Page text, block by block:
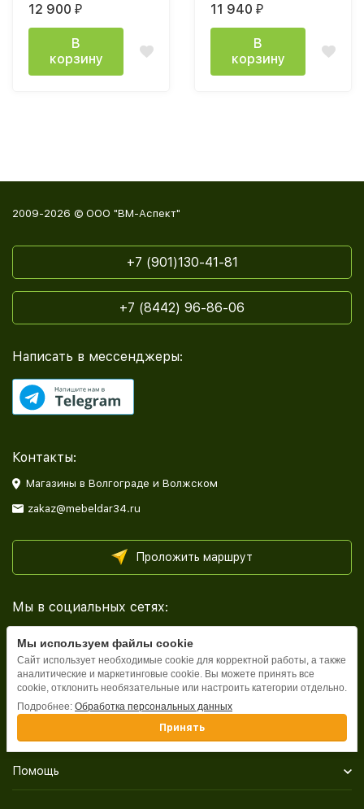
12 900 ₽
В
корзину
11 940 ₽
В
корзину
2009-2026 © ООО "ВМ-Аспект"
+7 (901)130-41-81
+7 (8442) 96-86-06
Написать в мессенджеры:
Контакты:
Магазины в Волгограде и Волжском
zakaz@mebeldar34.ru
Проложить маршрут
Мы в социальных сетях:
Каталог
Помощь
Мы используем файлы cookie
Сайт использует необходимые cookie для корректной работы, а также
аналитические и маркетинговые cookie. Вы можете принять все
cookie, отклонить необязательные или настроить категории отдельно.
Подробнее: Обработка персональных данных
Принять